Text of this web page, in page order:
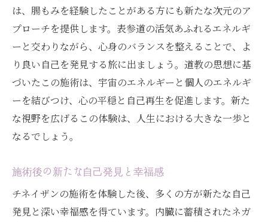
は、腸もみを経験したことがある方にも新たな次元のア
プローチを提供します。表参道の活気あふれるエネルギ
ーと交わりながら、心身のバランスを整えることで、よ
り良い自己を発見する旅に出ましょう。道教の思想に基
づいたこの施術は、宇宙のエネルギーと個人のエネルギ
ーを結びつけ、心の平穏と自己再生を促進します。新た
な視野を広げるこの体験は、人生における大きな一歩と
なるでしょう。
施術後の新たな自己発見と幸福感
チネイザンの施術を体験した後、多くの方が新たな自己
発見と深い幸福感を得ています。内臓に蓄積されたネガ